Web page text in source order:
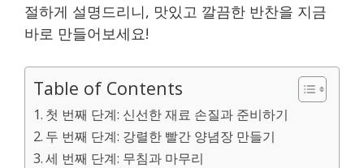
절하게 설명드리니, 맛있고 깔끔한 반찬을 지금
바로 만들어보세요!
Table of Contents
첫 번째 단계: 신선한 재료 손질과 준비하기
두 번째 단계: 강렬한 빨간 양념장 만들기
세 번째 단계: 무침과 마무리